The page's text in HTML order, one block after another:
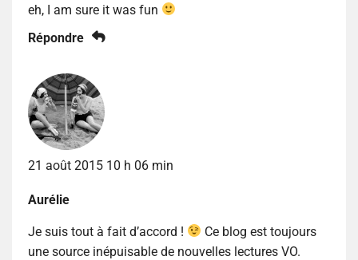
eh, I am sure it was fun
Répondre
21 août 2015 10 h 06 min
Aurélie
Je suis tout à fait d’accord !
Ce blog est toujours
une source inépuisable de nouvelles lectures VO.